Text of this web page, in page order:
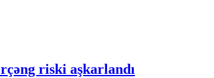
riski aşkarlandı